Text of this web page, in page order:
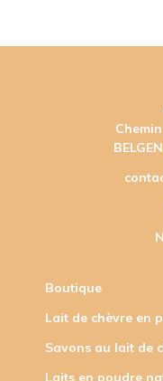
Boutique
Lait de chèvre en
Savons au lait de
Laits en poudre